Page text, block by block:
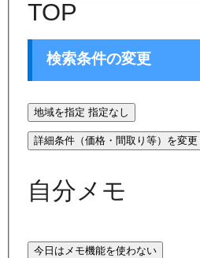
TOP
検索条件の変更
地域を指定 指定なし
詳細条件（価格・間取り等）を変更
自分メモ
今日はメモ機能を使わない